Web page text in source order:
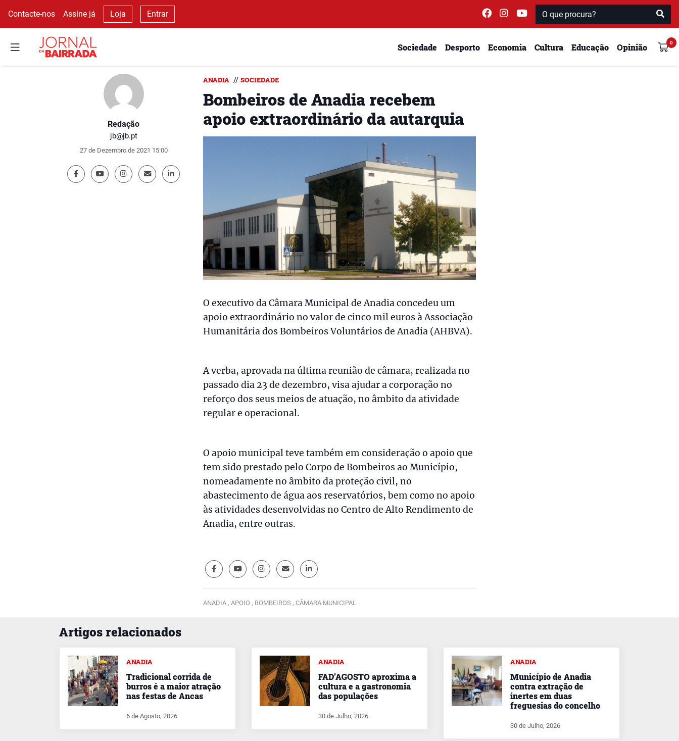
Contacte-nos Assine já Loja Entrar
Sociedade Desporto Economia Cultura Educação Opinião
Redação
jb@jb.pt
27 de Dezembro de 2021 15:00
ANADIA // SOCIEDADE
Bombeiros de Anadia recebem
apoio extraordinário da autarquia
O executivo da Câmara Municipal de Anadia concedeu um
apoio extraordinário no valor de cinco mil euros à Associação
Humanitária dos Bombeiros Voluntários de Anadia (AHBVA).
A verba, aprovada na última reunião de câmara, realizada no
passado dia 23 de dezembro, visa ajudar a corporação no
reforço dos seus meios de atuação, no âmbito da atividade
regular e operacional.
O apoio municipal teve também em consideração o apoio que
tem sido prestado pelo Corpo de Bombeiros ao Município,
nomeadamente no âmbito da proteção civil, no
abastecimento de água aos reservatórios, bem como no apoio
às atividades desenvolvidas no Centro de Alto Rendimento de
Anadia, entre outras.
ANADIA , APOIO , BOMBEIROS , CÂMARA MUNICIPAL
Artigos relacionados
ANADIA
Tradicional corrida de
burros é a maior atração
nas festas de Ancas
6 de Agosto, 2026
ANADIA
FAD’AGOSTO aproxima a
cultura e a gastronomia
das populações
30 de Julho, 2026
ANADIA
Município de Anadia
contra extração de
inertes em duas
freguesias do concelho
30 de Julho, 2026